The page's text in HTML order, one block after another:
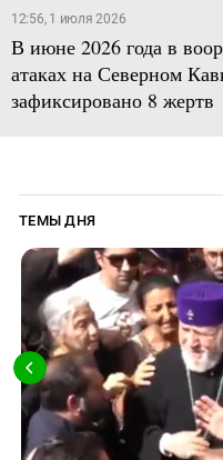
12:56, 1 июля 2026
В июне 2026 года в
атаках на Северном
зафиксировано 8 жертв
ТЕМЫ ДНЯ